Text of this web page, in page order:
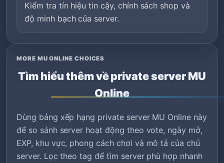
Kiểm tra tín hiệu tin cậy, chính sách shop và
độ minh bạch của server.
MORE MU ONLINE CHOICES
Tìm hiểu thêm về private server MU
Online
Dùng bảng xếp hạng private server MU Online này
để so sánh server hoạt động theo vote, ngày mở,
EXP, khu vực, phong cách chơi và mô tả của chủ
server. Lọc theo tag để tìm server phù hợp nhanh